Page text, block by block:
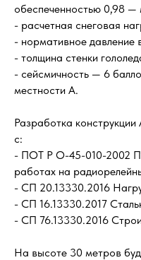
обеспеченностью 0,98 —
- расчетная снеговая
- нормативное
- толщина стенки
- сейсмичность — 6
местности А.
Разработка
с:
- ПОТ Р О-45-010-2002
работах на
- СП 20.13330.2016
- СП 16.13330.2017
- СП 76.13330.2016
На высоте 30 метров